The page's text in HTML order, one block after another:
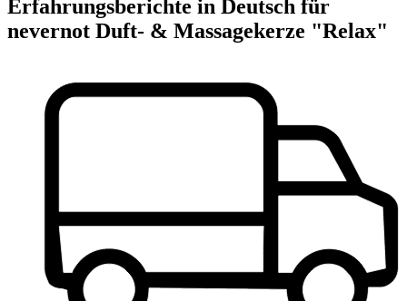
Erfahrungsberichte in Deutsch für
nevernot Duft- & Massagekerze "Relax"